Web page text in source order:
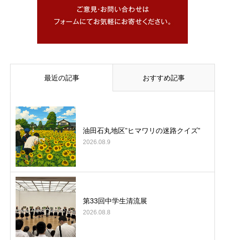
最近の記事 おすすめ記事
油田石丸地区”ヒマワリの迷路クイズ”
2026.08.9
第33回中学生清流展
2026.08.8